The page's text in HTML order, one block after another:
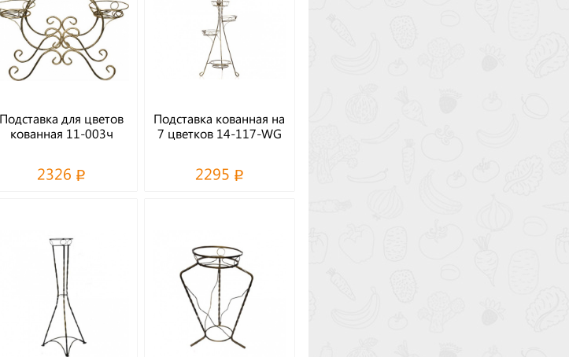
Подставка для цветов
кованная 11-003ч
2326
Подставка кованная на
7 цветков 14-117-WG
2295